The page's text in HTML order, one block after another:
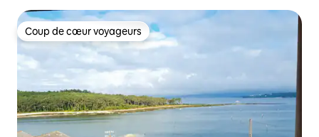
Coup de cœur voyageurs
Coup de cœur voyageurs